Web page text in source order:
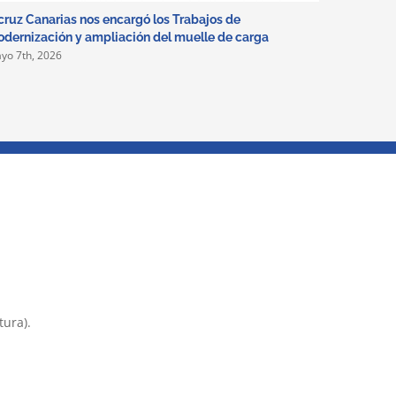
Canarias nos encargó los Trabajos de
y ampliación del muelle de carga
7th, 2026